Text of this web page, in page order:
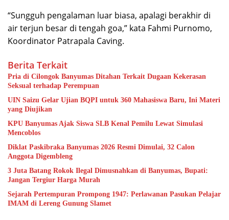
“Sungguh pengalaman luar biasa, apalagi berakhir di
air terjun besar di tengah goa,” kata Fahmi Purnomo,
Koordinator Patrapala Caving.
Berita Terkait
Pria di Cilongok Banyumas Ditahan Terkait Dugaan Kekerasan
Seksual terhadap Perempuan
UIN Saizu Gelar Ujian BQPI untuk 360 Mahasiswa Baru, Ini Materi
yang Diujikan
KPU Banyumas Ajak Siswa SLB Kenal Pemilu Lewat Simulasi
Mencoblos
Diklat Paskibraka Banyumas 2026 Resmi Dimulai, 32 Calon
Anggota Digembleng
3 Juta Batang Rokok Ilegal Dimusnahkan di Banyumas, Bupati:
Jangan Tergiur Harga Murah
Sejarah Pertempuran Prompong 1947: Perlawanan Pasukan Pelajar
IMAM di Lereng Gunung Slamet